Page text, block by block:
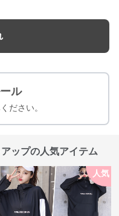
ル
ださい。
ップの人気アイテム
人気